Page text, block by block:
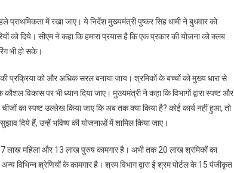
में रखा जाए। ये निर्देश मुख्यमंत्री पुष्कर सिंह धामी ने बुधवार को
को दिये। सीएम ने कहा कि हमारा प्रयास है कि एक प्रकार की योजना को क्लब
भी हो सके।
प्रक्रिया को और अधिक सरल बनाया जाय। श्रमिकों के बच्चों को मुख्य धारा से
विकास पर भी ध्यान दिया जाए। मुख्यमंत्री ने कहा कि विभागों द्वारा स्पष्ट और
का स्पष्ट उल्लेख किया जाए कि अब तक क्या किया है? कोई कार्य नहीं हुआ, तो
दिये हैं, उन्हें भविष्य की योजनाओं में शामिल किया जाए।
लाख महिला और 13 लाख पुरुष कामगार है। अभी तक 20 लाख श्रमिकों का
विभिन्न श्रेणियों के कामगार है। श्रम विभाग द्वारा ई श्रम पोर्टल के 15 पंजीकृत